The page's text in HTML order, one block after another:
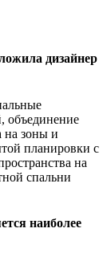
дизайнер
объединение
на зоны и
планировки с
на
спальни
наиболее